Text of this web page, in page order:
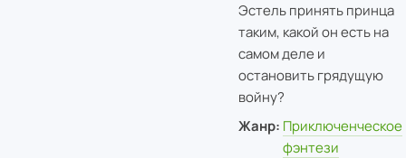
Эстель принять принца
таким, какой он есть на
самом деле и
остановить грядущую
войну?
Жанр: Приключенческое
фэнтези